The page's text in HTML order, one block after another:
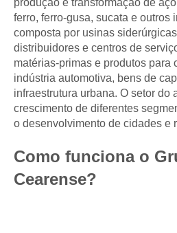
ferro, ferro-gusa, sucata e outros
composta por usinas
distribuidores e centros de
matérias-primas e produtos para
indústria automotiva, bens de
infraestrutura urbana. O setor do
crescimento de diferentes
o desenvolvimento de cidades e
Como funciona o
Cearense?